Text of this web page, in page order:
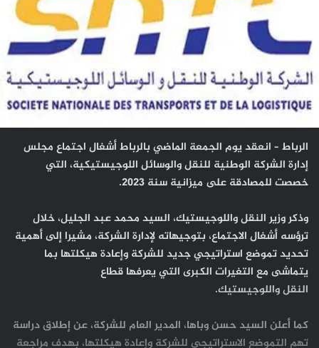
الرباط – انعقد يوم الجمعة الماضي بالرباط أشغال اجتماع مجلس
إدارة الشركة الوطنية للنقل والوسائل اللوجيستيكية، التي
خصصت للمصادقة على ميزانية سنة 2023.
وذكر وزير النقل واللوجيستيك، السيد محمد عبد الجليل، خلال
ترؤسه أشغال الاجتماع، بتوجيهاته لإدارة الشركة، مشيرا إلى أهمية
تحديد تموضع استراتيجي جديد للشركة وإعادة هيكلتها بما
يتماشى مع التغيرات الكبرى التي يعرفها قطاع
النقل واللوجيستيك.
كما أعلن السيد حسن وباها، المدير العام للشركة، عن إطلاق دراسة
تهم التموضع الاستراتيجي للشركة وإعادة هيكلتها، بهدف مراجعة